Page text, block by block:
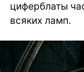
циферблаты
всяких ламп.